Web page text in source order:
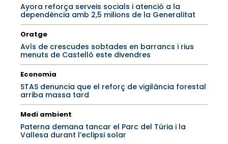
Ayora reforça serveis socials i atenció a la
dependència amb 2,5 milions de la Generalitat
Oratge
Avís de crescudes sobtades en barrancs i rius
menuts de Castelló este divendres
Economia
STAS denuncia que el reforç de vigilància forestal
arriba massa tard
Medi ambient
Paterna demana tancar el Parc del Túria i la
Vallesa durant l’eclipsi solar